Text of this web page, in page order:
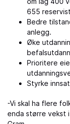
655
Bedre
anlegg.
Øke
Prioritere
Styrke
-Vi skal ha flere
enda større vekst